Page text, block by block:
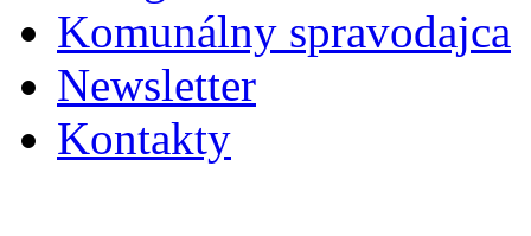
Komunálny spravodajca
Newsletter
Kontakty